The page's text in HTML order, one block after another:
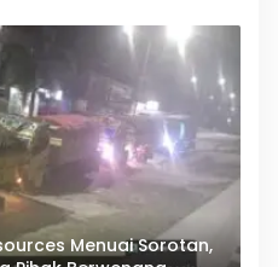
Menuai Sorotan,